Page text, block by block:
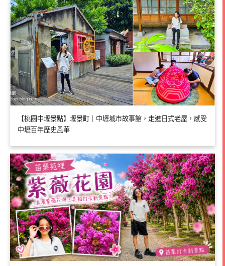
【桃園中壢景點】壢景町｜中壢城市故事館，走進日式老屋，感受
中壢百年歷史風華